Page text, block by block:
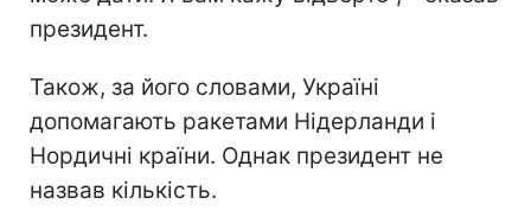
президент.
Також, за його словами, Україні
допомагають ракетами Нідерланди і
Нордичні країни. Однак президент не
назвав кількість.